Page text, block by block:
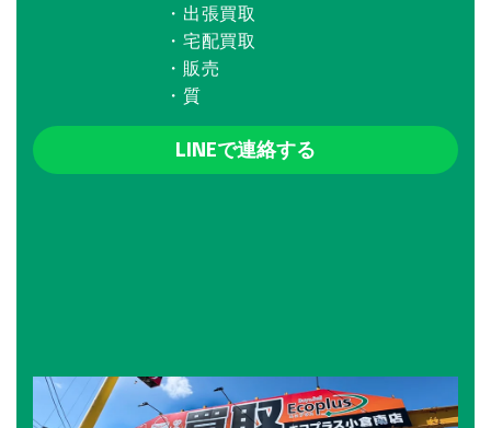
・出張買取
・宅配買取
・販売
・質
LINEで連絡する